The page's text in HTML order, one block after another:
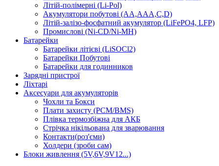
Літій-полімерні (Li-Pol)
Акумулятори побутові (AA,AAA,C,D)
Літій-залізо-фосфатний акумулятор (LiFePO4, LFP)
Промислові (Ni-CD/Ni-MH)
Батарейки
Батарейки літієві (LiSOCl2)
Батарейки Побутові
Батарейки для годинников
Зарядні пристрої
Ліхтарі
Аксесуари для акумуляторів
Чохли та Бокси
Плати захисту (PCM/BMS)
Плівка термозбіжна для АКБ
Стрічка нікільована для зварювання
Контакти(роз'єми)
Холдери (зроби сам)
Блоки живлення (5V,6V,9V12...)